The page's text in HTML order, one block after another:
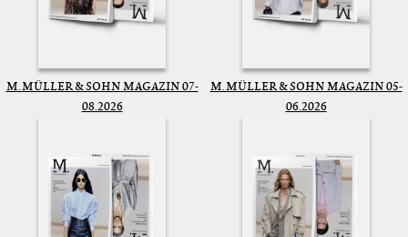
M. MÜLLER & SOHN MAGAZIN 07-
08.2026
M. MÜLLER & SOHN MAGAZIN 05-
06.2026